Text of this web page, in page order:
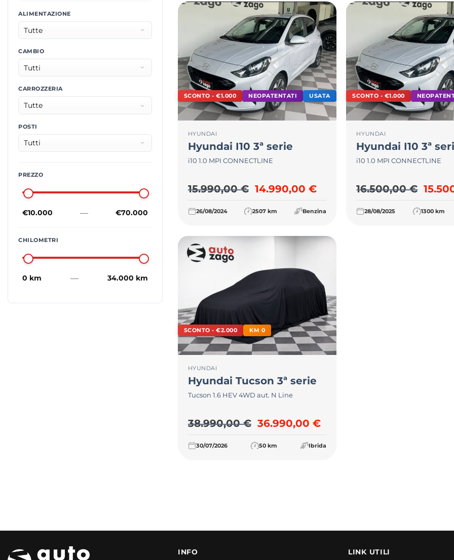
ALIMENTAZIONE
CAMBIO
CARROZZERIA
POSTI
PREZZO
€10.000 — €70.000
CHILOMETRI
0 km — 34.000 km
SCONTO - €1.000 NEOPATENTATI USATA
HYUNDAI
Hyundai I10 3ª serie
i10 1.0 MPI CONNECTLINE
15.990,00€ Il prezzo originale era: 15.990,00 €.
14.990,00 €Il prezzo attuale è:
26/08/2024 2507 km Benzina
SCONTO - €1.000
HYUNDAI
Hyundai I10 3ª
i10 1.0 MPI CONNECTLINE
16.500,00€ Il
28/08/2025 1300 km
SCONTO - €2.000 KM 0
HYUNDAI
Hyundai Tucson 3ª serie
Tucson 1.6 HEV 4WD aut. N Line
38.990,00€ Il prezzo originale era: 38.990,00 €.
36.990,00 €Il prezzo attuale è:
30/07/2026 50 km Ibrida
INFO LINK UTILI